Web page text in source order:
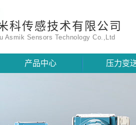
科传感技术有限公司
Asmik Sensors Technology Co.,Ltd
产品中心 压力变